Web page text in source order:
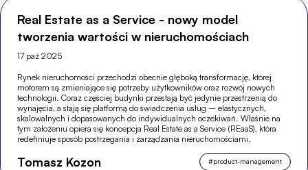
Real Estate as a Service - nowy model
tworzenia wartości w nieruchomościach
17 paź 2025
Rynek nieruchomości przechodzi obecnie głęboką transformację, której
motorem są zmieniające się potrzeby użytkowników oraz rozwój nowych
technologii. Coraz częściej budynki przestają być jedynie przestrzenią do
wynajęcia, a stają się platformą do świadczenia usług – elastycznych,
skalowalnych i dopasowanych do indywidualnych oczekiwań. Właśnie na
tym założeniu opiera się koncepcja Real Estate as a Service (REaaS), która
redefiniuje sposób postrzegania i zarządzania nieruchomościami.
Tomasz Kozon #product-management